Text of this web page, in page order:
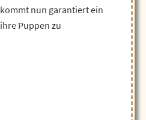
nun garantiert ein
Puppen zu